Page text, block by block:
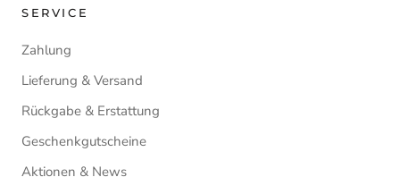
SERVICE
Zahlung
Lieferung & Versand
Rückgabe & Erstattung
Geschenkgutscheine
Aktionen & News